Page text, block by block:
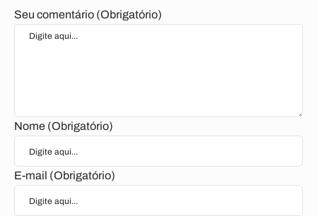
Seu comentário (Obrigatório)
Nome (Obrigatório)
E-mail (Obrigatório)